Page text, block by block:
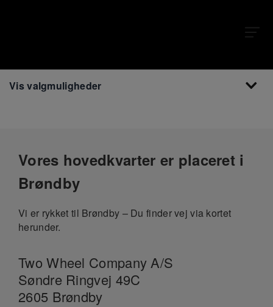
Vis valgmuligheder
Vores hovedkvarter er placeret i
Brøndby
Vi er rykket til Brøndby – Du finder vej via kortet
herunder.
Two Wheel Company A/S
Søndre Ringvej 49C
2605 Brøndby